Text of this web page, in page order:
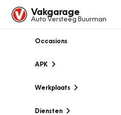
Vakgarage
Auto Versteeg Buurman
Occasions
APK
Werkplaats
Diensten